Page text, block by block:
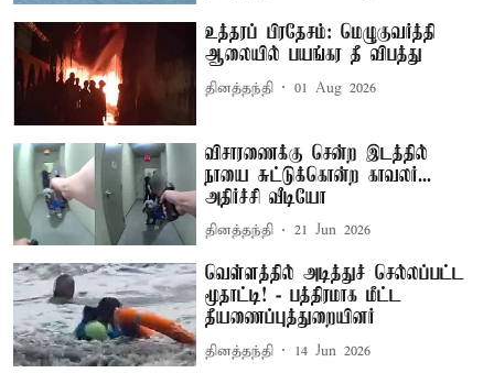
உத்தரப் பிரதேசம்: மெழுகுவர்த்தி
ஆலையில் பயங்கர தீ விபத்து
தினத்தந்தி 01 Aug 2026
விசாரணைக்கு சென்ற இடத்தில்
நாயை சுட்டுக்கொன்ற காவலர்...
அதிர்ச்சி வீடியோ
தினத்தந்தி 21 Jun 2026
வெள்ளத்தில் அடித்துச் செல்லப்பட்ட
மூதாட்டி! - பத்திரமாக மீட்ட
தீயணைப்புத்துறையினர்
தினத்தந்தி 14 Jun 2026